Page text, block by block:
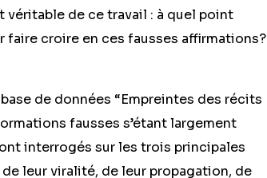
véritable de ce travail : à quel point
croire en ces fausses affirmations?
de données “Empreintes des récits
fausses s’étant largement
interrogés sur les trois principales
leur viralité, de leur propagation, de